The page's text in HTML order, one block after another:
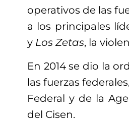
operativos de las
a los principales
y Los Zetas, la
En 2014 se dio la
las fuerzas
Federal y de la
del Cisen.